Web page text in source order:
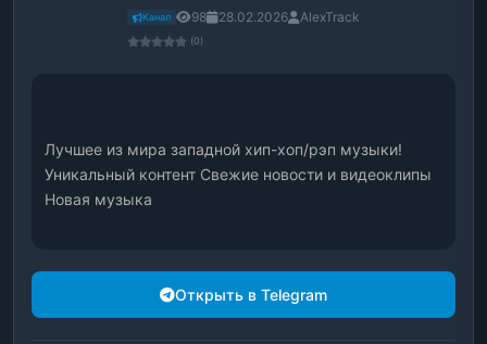
Канал 98 28.02.2026 AlexTrack
(0)
Лучшее из мира западной хип-хоп/рэп музыки!
Уникальный контент Свежие новости и видеоклипы
Новая музыка
Открыть в Telegram